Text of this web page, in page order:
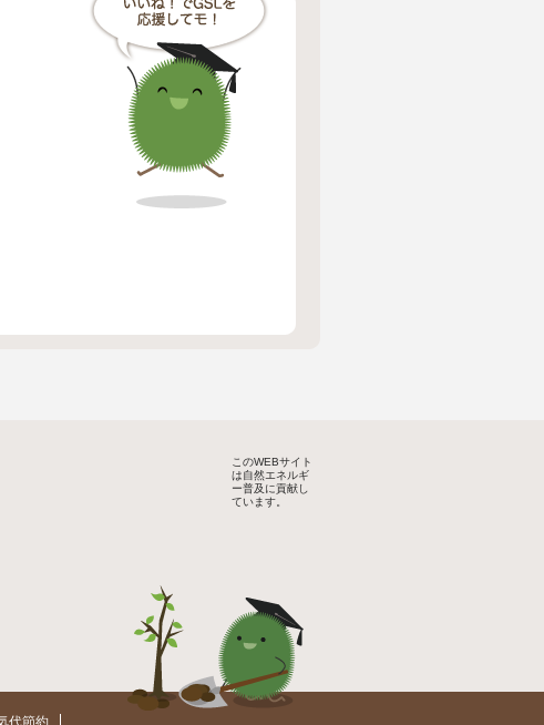
このWEBサイト
は自然エネルギ
ー普及に貢献し
ています。
代節約